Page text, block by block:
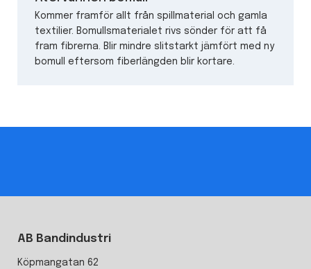
Kommer framför allt från spillmaterial och gamla
textilier. Bomullsmaterialet rivs sönder för att få
fram fibrerna. Blir mindre slitstarkt jämfört med ny
bomull eftersom fiberlängden blir kortare.
AB Bandindustri
Köpmangatan 62